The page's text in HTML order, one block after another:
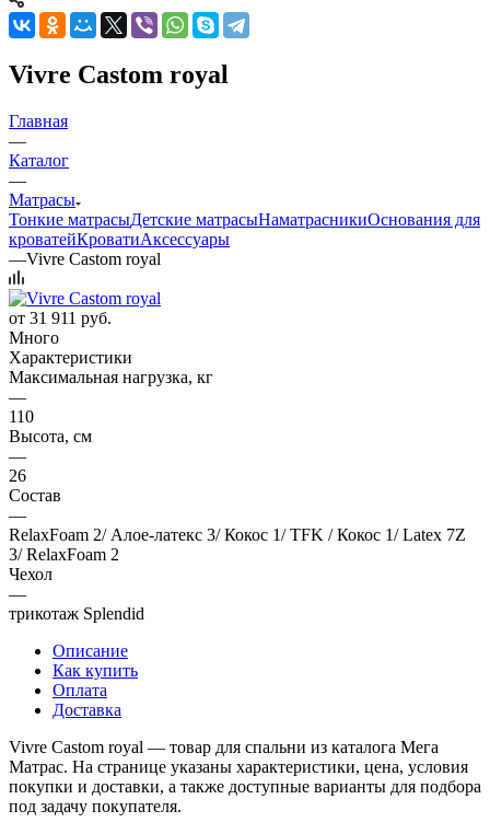
Vivre Castom royal
Главная
—
Каталог
—
Матрасы
Тонкие матрасыДетские матрасыНаматрасникиОснования для
кроватейКроватиАксессуары
—Vivre Castom royal
от 31 911 руб.
Много
Характеристики
Максимальная нагрузка, кг
—
110
Высота, см
—
26
Состав
—
RelaxFoam 2/ Алое-латекс 3/ Кокос 1/ TFK / Кокос 1/ Latex 7Z
3/ RelaxFoam 2
Чехол
—
трикотаж Splendid
Описание
Как купить
Оплата
Доставка
Vivre Castom royal — товар для спальни из каталога Мега
Матрас. На странице указаны характеристики, цена, условия
покупки и доставки, а также доступные варианты для подбора
под задачу покупателя.